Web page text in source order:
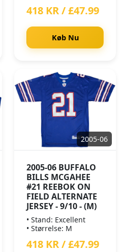
418 KR / £47.99
Køb Nu
2005-06
2005-06 BUFFALO
BILLS MCGAHEE
#21 REEBOK ON
FIELD ALTERNATE
JERSEY - 9/10 - (M)
• Stand: Excellent
• Størrelse: M
418 KR / £47.99